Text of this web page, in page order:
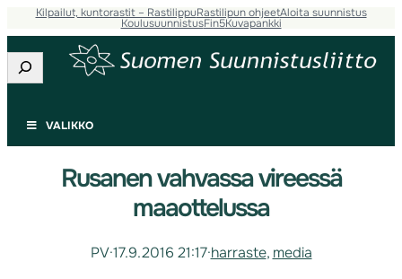
Kilpailut, kuntorastit – RastilippuRastilipun ohjeetAloita suunnistus
KoulusuunnistusFin5Kuvapankki
Etsi
VALIKKO
Rusanen vahvassa vireessä
maaottelussa
PV·17.9.2016 21:17·harraste, media